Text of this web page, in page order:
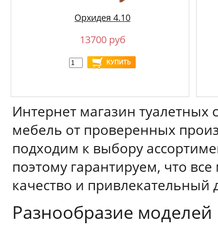
Орхидея 4.10
13700 руб
Интернет магазин туалетных
мебель от проверенных
подходим к выбору
поэтому гарантируем, что
качество и привлекательный
Разнообразие моделей